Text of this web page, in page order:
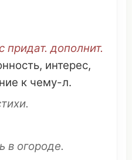
придат.дополнит.
, интерес,
к чему-л.
.
в огороде.